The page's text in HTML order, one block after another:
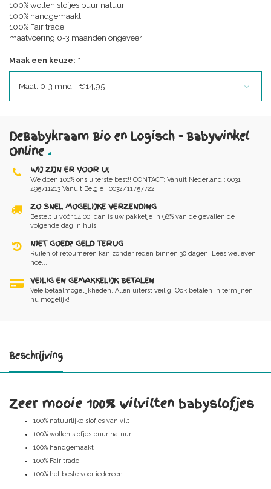
100% wollen slofjes puur natuur
100% handgemaakt
100% Fair trade
maatvoering 0-3 maanden ongeveer
Maak een keuze: *
Maat: 0-3 mnd - €14,95
DeBabykraam Bio en Logisch - Babywinkel
Online .
WIJ ZIJN ER VOOR U!
We doen 100% ons uiterste best!! CONTACT: Vanuit Nederland : 0031
495711213 Vanuit Belgie : 0032/11757722
ZO SNEL MOGELIJKE VERZENDING
Bestelt u vóór 14:00, dan is uw pakketje in 98% van de gevallen de
volgende dag in huis
NIET GOED? GELD TERUG
Ruilen of retourneren kan zonder reden binnen 30 dagen. Lees wel even
hoe...
VEILIG EN GEMAKKELIJK BETALEN
Vele betaalmogelijkheden. Allen uiterst veilig. Ook betalen in termijnen
nu mogelijk!
Beschrijving
Zeer mooie 100% wilvilten babyslofjes
100% natuurlijke slofjes van vilt
100% wollen slofjes puur natuur
100% handgemaakt
100% Fair trade
100% het beste voor iedereen